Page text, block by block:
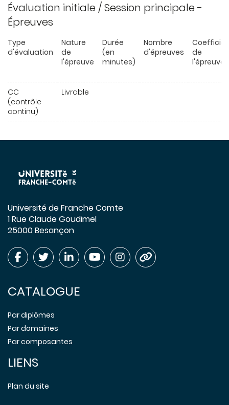
Évaluation initiale / Session principale -
Épreuves
Type
d'évaluation
Nature
de
l'épreuve
Durée
(en
minutes)
Nombre
d'épreuves
de
l'épreuve
CC
(contrôle
continu)
Livrable
Université de Franche Comte
1 Rue Claude Goudimel
25000 Besançon
CATALOGUE
Par diplômes
Par domaines
Par composantes
LIENS
Plan du site